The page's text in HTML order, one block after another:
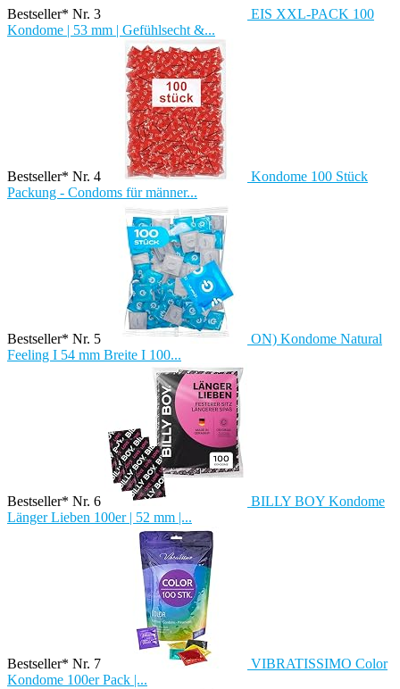
Bestseller* Nr. 3
EIS XXL-PACK 100
Kondome | 53 mm | Gefühlsecht &...
Bestseller* Nr. 4
Kondome 100 Stück
Packung - Condoms für männer...
Bestseller* Nr. 5
ON) Kondome Natural
Feeling I 54 mm Breite I 100...
Bestseller* Nr. 6
BILLY BOY Kondome
Länger Lieben 100er | 52 mm |...
Bestseller* Nr. 7
VIBRATISSIMO Color
Kondome 100er Pack |...